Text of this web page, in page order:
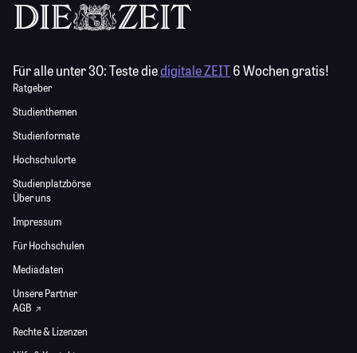
Für alle unter 30:Teste diedigitale ZEIT6 Wochen gratis!
Ratgeber
Studienthemen
Studienformate
Hochschulorte
Studienplatzbörse
Über uns
Impressum
Für Hochschulen
Mediadaten
Unsere Partner
AGB
Rechte & Lizenzen